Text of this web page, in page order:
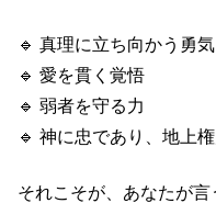
🔹 真理に立ち向かう勇気
🔹 愛を貫く覚悟
🔹 弱者を守る力
🔹 神に忠であり、地上
それこそが、あなたが言